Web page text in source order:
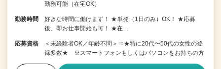
勤務可能（在宅OK）
勤務時間
好きな時間に働けます！ ★単発（1日のみ）OK！ ★応募
後、即お仕事開始も可！ ★在…
応募資格
＜未経験者OK／年齢不問＞⇒★特に20代〜50代の女性の登
録多数★ ※スマートフォンもしくはパソコンをお持ちの方